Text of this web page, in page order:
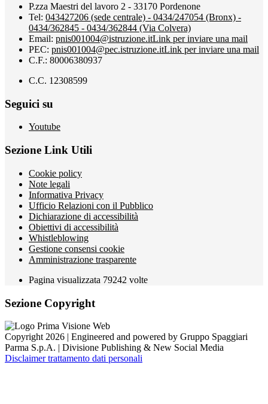
P.zza Maestri del lavoro 2 - 33170 Pordenone
Tel: 043427206 (sede centrale) - 0434/247054 (Bronx) -
0434/362845 - 0434/362844 (Via Colvera)
Email: pnis001004@istruzione.itLink per inviare una mail
PEC: pnis001004@pec.istruzione.itLink per inviare una mail
C.F.: 80006380937
C.C. 12308599
Seguici su
Youtube
Sezione Link Utili
Cookie policy
Note legali
Informativa Privacy
Ufficio Relazioni con il Pubblico
Dichiarazione di accessibilità
Obiettivi di accessibilità
Whistleblowing
Gestione consensi cookie
Amministrazione trasparente
Pagina visualizzata 79242 volte
Sezione Copyright
Copyright 2026 | Engineered and powered by Gruppo Spaggiari
Parma S.p.A. | Divisione Publishing & New Social Media
Disclaimer trattamento dati personali